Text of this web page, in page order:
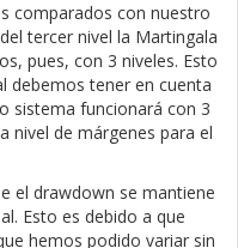
comparados con nuestro
tercer nivel la Martingala
pues, con 3 niveles. Esto
debemos tener en cuenta
sistema funcionará con 3
nivel de márgenes para el
el drawdown se mantiene
Esto es debido a que
hemos podido variar sin